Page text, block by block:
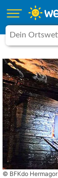
© BFKdo Hermagor